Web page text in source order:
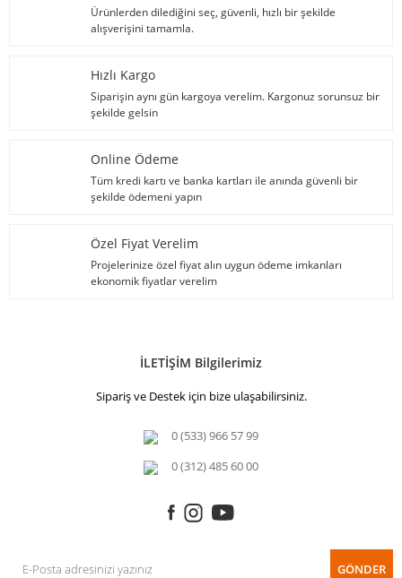
Ürünlerden dilediğini seç, güvenli, hızlı bir şekilde
alışverişini tamamla.
Hızlı Kargo
Siparişin aynı gün kargoya verelim. Kargonuz sorunsuz bir
şekilde gelsin
Online Ödeme
Tüm kredi kartı ve banka kartları ile anında güvenli bir
şekilde ödemeni yapın
Özel Fiyat Verelim
Projelerinize özel fiyat alın uygun ödeme imkanları
ekonomik fiyatlar verelim
İLETİŞİM Bilgilerimiz
Sipariş ve Destek için bize ulaşabilirsiniz.
0 (533) 966 57 99
0 (312) 485 60 00
GÖNDER